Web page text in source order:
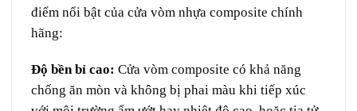
điểm nổi bật của cửa vòm nhựa composite chính
hãng:
Độ bền bỉ cao: Cửa vòm composite có khả năng
chống ăn mòn và không bị phai màu khi tiếp xúc